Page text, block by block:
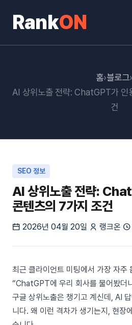
RankON
홈›블로그›
AI 상위노출 전략: ChatGPT가 인
건
SEO 정보
AI 상위노출 전략:
콘텐츠의 7가지 조건
2026년 04월 20일 랭크온
최근 클라이언트 미팅에서 가장 자주
“ChatGPT에 우리 회사를 물어봤더
구글 상위노출은 챙기고 계신데, AI
니다. 왜 이런 격차가 생기는지, 현장